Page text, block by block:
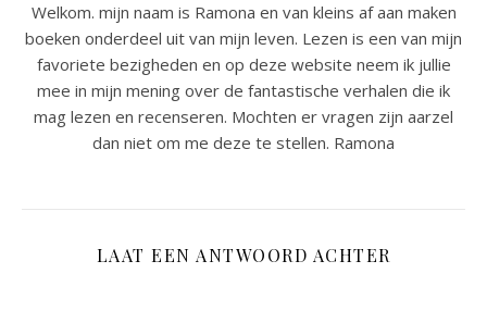
Welkom. mijn naam is Ramona en van kleins af aan maken
boeken onderdeel uit van mijn leven. Lezen is een van mijn
favoriete bezigheden en op deze website neem ik jullie
mee in mijn mening over de fantastische verhalen die ik
mag lezen en recenseren. Mochten er vragen zijn aarzel
dan niet om me deze te stellen. Ramona
LAAT EEN ANTWOORD ACHTER